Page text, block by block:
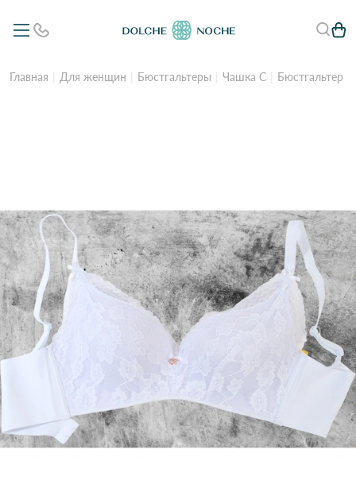
Главная Для женщин Бюстгальтеры Чашка C Бюстгальтер